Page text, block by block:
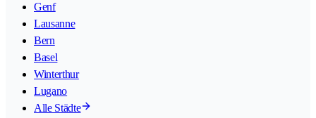
Genf
Lausanne
Bern
Basel
Winterthur
Lugano
Alle Städte